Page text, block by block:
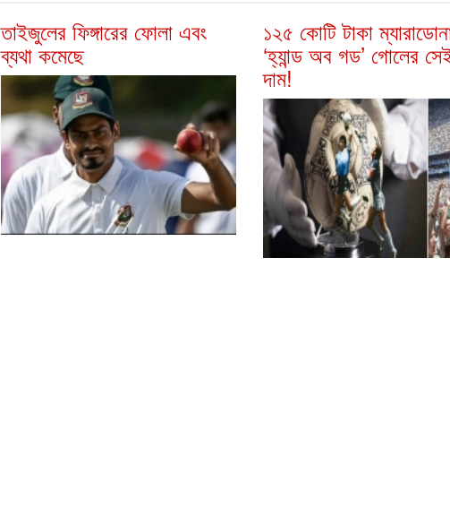
তাইজুলের ফিঙ্গারের ফোলা এবং
ব্যথা কমেছে
১২৫ কোটি টাকা
‘হ্যান্ড অব গড’ গোলের
দাম!